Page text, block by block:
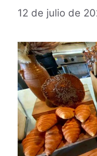
12 de julio de